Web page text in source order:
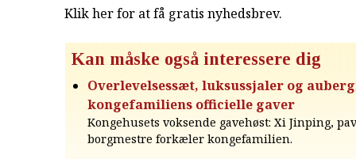
Klik her for at få gratis nyhedsbrev.
Kan måske også interessere dig
Overlevelsessæt, luksussjaler og
kongefamiliens officielle gaver
Kongehusets voksende gavehøst: Xi Jinping,
borgmestre forkæler kongefamilien.